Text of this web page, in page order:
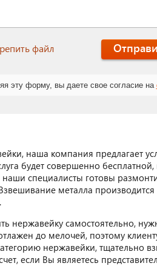
файл
эту форму, вы даете свое согласие на
наша компания предлагает
будет совершенно бесплатной,
специалисты готовы
металла
нержавейку самостоятельно,
до мелочей, поэтому
нержавейки, тщательно
если Вы являетесь